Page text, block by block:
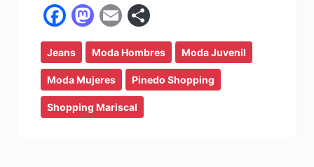
F
a
c
e
b
o
M
a
st
o
d
o
E
m
ai
l
o
m
p
Jeans Moda Hombres Moda Juvenil
Moda Mujeres Pinedo Shopping
Shopping Mariscal